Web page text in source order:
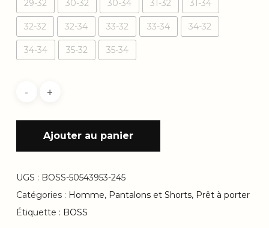
29-32 30-32 30-34 31-32 31-34
32-32 32-34 33-32 33-34 34-32
34-34 35-32 35-34
Ajouter au panier
UGS : BOSS-50543953-245
Catégories : Homme, Pantalons et Shorts, Prêt à porter
Étiquette : BOSS